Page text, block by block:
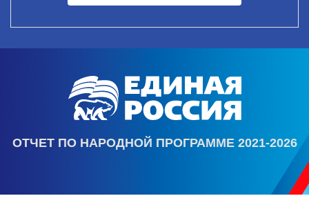
ОТЧЕТ ПО НАРОДНОЙ ПРОГРАММЕ 2021-2026